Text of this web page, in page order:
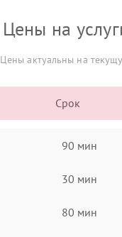
Цены на
Цены актуальны на
Срок
90 мин
30 мин
80 мин